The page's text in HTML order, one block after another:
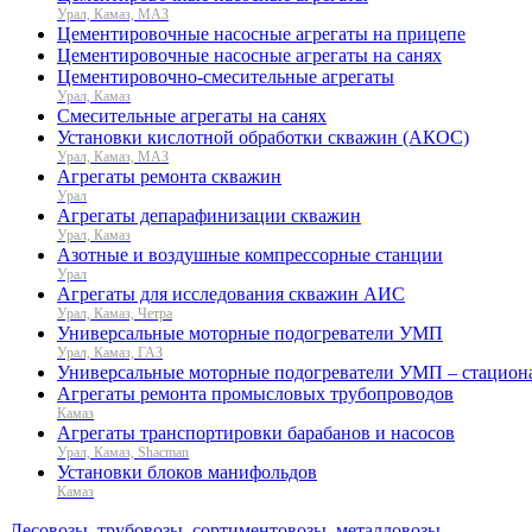
Урал, Камаз, МАЗ
Цементировочные насосные агрегаты на прицепе
Цементировочные насосные агрегаты на санях
Цементировочно-смесительные агрегаты
Урал, Камаз
Смесительные агрегаты на санях
Установки кислотной обработки скважин (АКОС)
Урал, Камаз, МАЗ
Агрегаты ремонта скважин
Урал
Агрегаты депарафинизации скважин
Урал, Камаз
Азотные и воздушные компрессорные станции
Урал
Агрегаты для исследования скважин АИС
Урал, Камаз, Четра
Универсальные моторные подогреватели УМП
Урал, Камаз, ГАЗ
Универсальные моторные подогреватели УМП –
Агрегаты ремонта промысловых трубопроводов
Камаз
Агрегаты транспортировки барабанов и насосов
Урал, Камаз, Shacman
Установки блоков манифольдов
Камаз